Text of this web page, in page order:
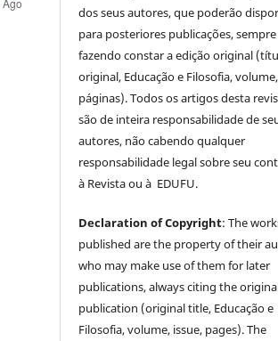
dos seus autores, que poderão
para posteriores publicações, sempre
fazendo constar a edição original
original, Educação e Filosofia,
páginas). Todos os artigos desta
são de inteira responsabilidade de
autores, não cabendo qualquer
responsabilidade legal sobre seu
à Revista ou à EDUFU.
Declaration of Copyright: The
published are the property of their
who may make use of them for later
publications, always citing the
publication (original title, Educação e
Filosofia, volume, issue, pages). The